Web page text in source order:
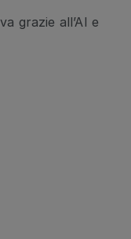
grazie all’AI e